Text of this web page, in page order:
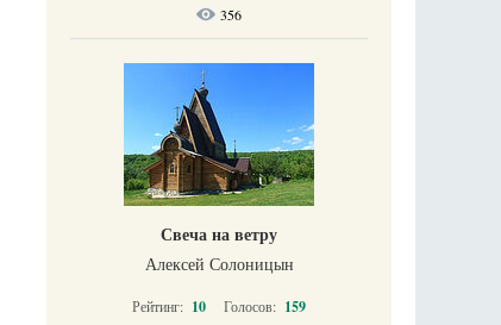
356
Свеча на ветру
Алексей Солоницын
Рейтинг: 10 Голосов: 159